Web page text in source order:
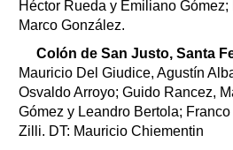
Héctor Rueda y Emiliano
Marco González.
Colón de San Justo, Santa
Mauricio Del Giudice, Agustín
Osvaldo Arroyo; Guido Rancez,
Gómez y Leandro Bertola;
Zilli. DT: Mauricio Chiementin